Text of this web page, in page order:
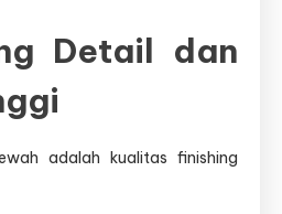
Detail dan
adalah kualitas finishing